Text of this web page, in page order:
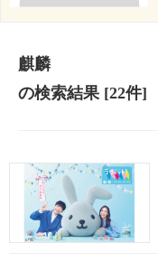
麒麟
の検索結果[22件]